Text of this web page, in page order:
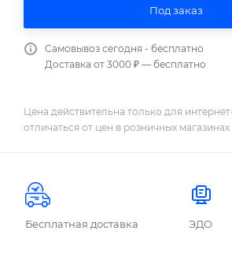
Под заказ
Самовывоз сегодня - бесплатно
Доставка от 3000 ₽ — бесплатно
Цена действительна только для
отличаться от цен в розничных магазинах
Бесплатная доставка ЭДО